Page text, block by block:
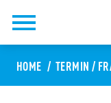
HOME TERMIN /